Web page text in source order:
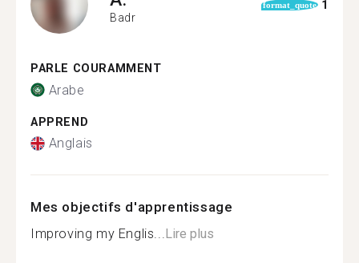
Badr
format_quote 1
PARLE COURAMMENT
Arabe
APPREND
Anglais
Mes objectifs d'apprentissage
Improving my Englis...Lire plus